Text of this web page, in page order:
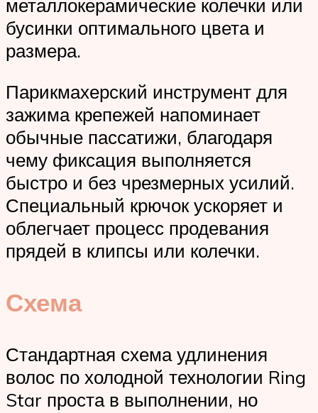
металлокерамические колечки или
бусинки оптимального цвета и
размера.
Парикмахерский инструмент для
зажима крепежей напоминает
обычные пассатижи, благодаря
чему фиксация выполняется
быстро и без чрезмерных усилий.
Специальный крючок ускоряет и
облегчает процесс продевания
прядей в клипсы или колечки.
Схема
Стандартная схема удлинения
волос по холодной технологии Ring
Star проста в выполнении, но